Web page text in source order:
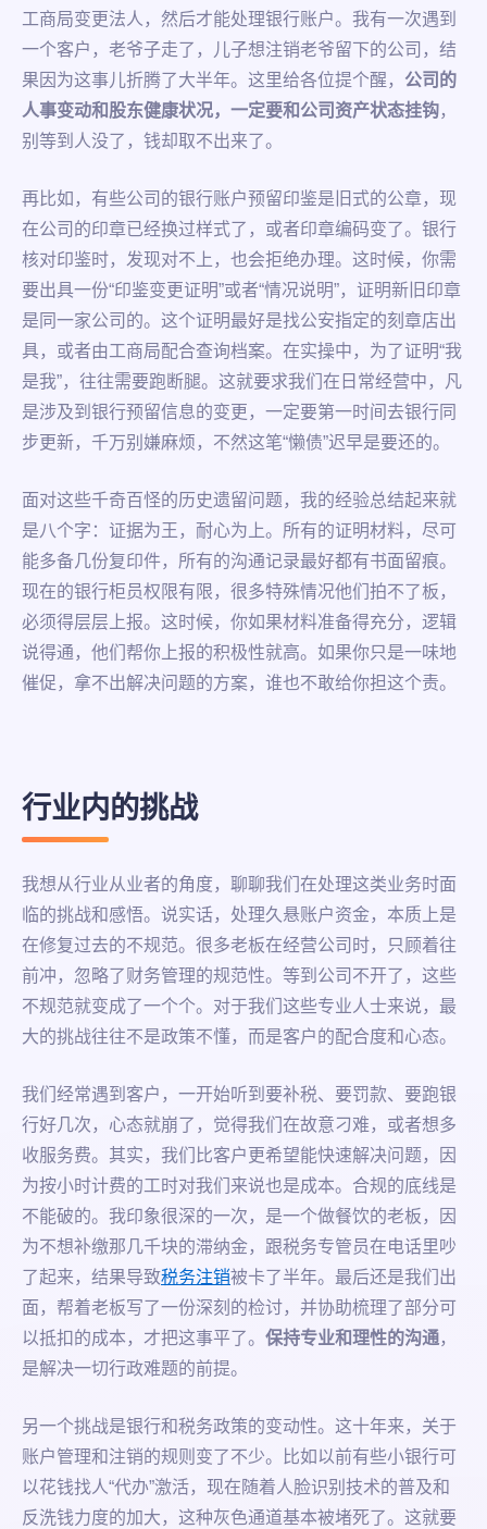
工商局变更法人，然后才能处理银行账户。我有一次遇到
一个客户，老爷子走了，儿子想注销老爷留下的公司，结
果因为这事儿折腾了大半年。这里给各位提个醒， 公司的
人事变动和股东健康状况，一定要和公司资产状态挂钩，
别等到人没了，钱却取不出来了。
再比如，有些公司的银行账户预留印鉴是旧式的公章，现
在公司的印章已经换过样式了，或者印章编码变了。银行
核对印鉴时，发现对不上，也会拒绝办理。这时候，你需
要出具一份“印鉴变更证明”或者“情况说明”，证明新旧印章
是同一家公司的。这个证明最好是找公安指定的刻章店出
具，或者由工商局配合查询档案。在实操中，为了证明“我
是我”，往往需要跑断腿。这就要求我们在日常经营中，凡
是涉及到银行预留信息的变更，一定要第一时间去银行同
步更新，千万别嫌麻烦，不然这笔“懒债”迟早是要还的。
面对这些千奇百怪的历史遗留问题，我的经验总结起来就
是八个字：证据为王，耐心为上。所有的证明材料，尽可
能多备几份复印件，所有的沟通记录最好都有书面留痕。
现在的银行柜员权限有限，很多特殊情况他们拍不了板，
必须得层层上报。这时候，你如果材料准备得充分，逻辑
说得通，他们帮你上报的积极性就高。如果你只是一味地
催促，拿不出解决问题的方案，谁也不敢给你担这个责。
行业内的挑战
我想从行业从业者的角度，聊聊我们在处理这类业务时面
临的挑战和感悟。说实话，处理久悬账户资金，本质上是
在修复过去的不规范。很多老板在经营公司时，只顾着往
前冲，忽略了财务管理的规范性。等到公司不开了，这些
不规范就变成了一个个。对于我们这些专业人士来说，最
大的挑战往往不是政策不懂，而是客户的配合度和心态。
我们经常遇到客户，一开始听到要补税、要罚款、要跑银
行好几次，心态就崩了，觉得我们在故意刁难，或者想多
收服务费。其实，我们比客户更希望能快速解决问题，因
为按小时计费的工时对我们来说也是成本。合规的底线是
不能破的。我印象很深的一次，是一个做餐饮的老板，因
为不想补缴那几千块的滞纳金，跟税务专管员在电话里吵
了起来，结果导致税务注销被卡了半年。最后还是我们出
面，帮着老板写了一份深刻的检讨，并协助梳理了部分可
以抵扣的成本，才把这事平了。 保持专业和理性的沟通，
是解决一切行政难题的前提。
另一个挑战是银行和税务政策的变动性。这十年来，关于
账户管理和注销的规则变了不少。比如以前有些小银行可
以花钱找人“代办”激活，现在随着人脸识别技术的普及和
反洗钱力度的加大，这种灰色通道基本被堵死了。这就要